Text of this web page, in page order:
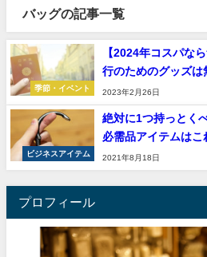
バッグの記事一覧
季節・イベント
【2024年コスパな
行のためのグッズは
2023年2月26日
ビジネスアイテム
絶対に1つ持っとく
必需品アイテムはこ
2021年8月18日
プロフィール